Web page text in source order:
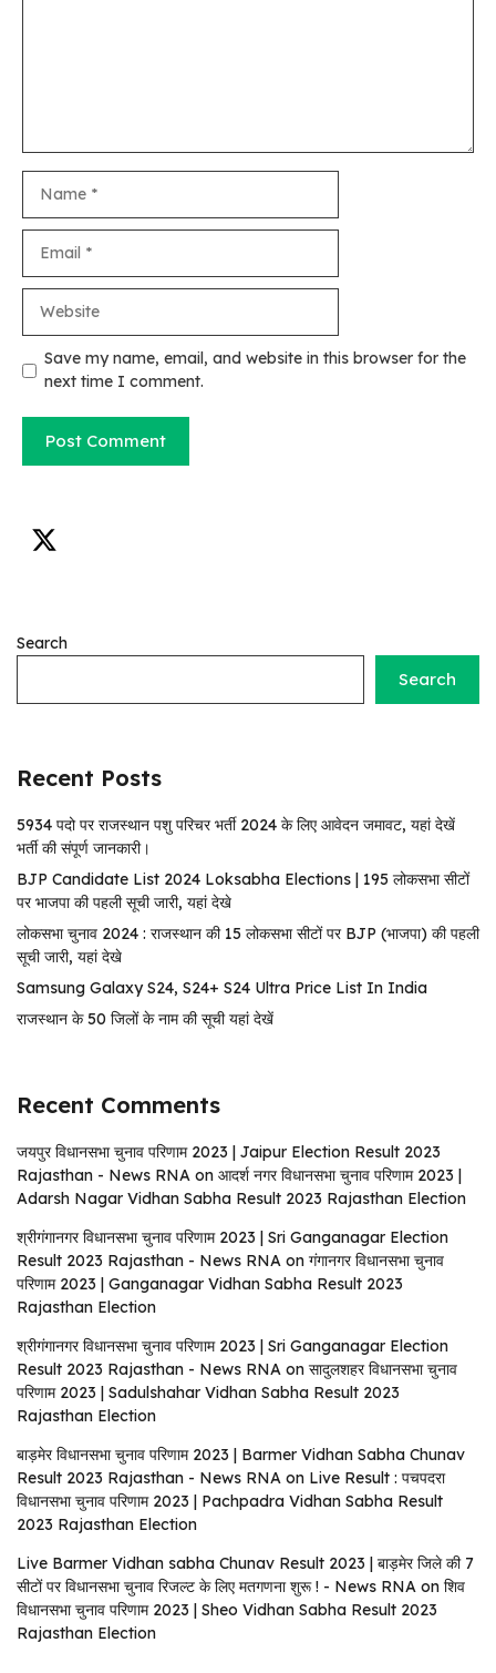
Save my name, email, and website in this browser for the
next time I comment.
Search
Search
Recent Posts
5934 पदो पर राजस्थान पशु परिचर भर्ती 2024 के लिए आवेदन जमावट, यहां देखें
भर्ती की संपूर्ण जानकारी।
BJP Candidate List 2024 Loksabha Elections | 195 लोकसभा सीटों
पर भाजपा की पहली सूची जारी, यहां देखे
लोकसभा चुनाव 2024 : राजस्थान की 15 लोकसभा सीटों पर BJP (भाजपा) की पहली
सूची जारी, यहां देखे
Samsung Galaxy S24, S24+ S24 Ultra Price List In India
राजस्थान के 50 जिलों के नाम की सूची यहां देखें
Recent Comments
जयपुर विधानसभा चुनाव परिणाम 2023 | Jaipur Election Result 2023
Rajasthan - News RNA on आदर्श नगर विधानसभा चुनाव परिणाम 2023 |
Adarsh ​​Nagar Vidhan Sabha Result 2023 Rajasthan Election
श्रीगंगानगर विधानसभा चुनाव परिणाम 2023 | Sri Ganganagar Election
Result 2023 Rajasthan - News RNA on गंगानगर विधानसभा चुनाव
परिणाम 2023 | Ganganagar Vidhan Sabha Result 2023
Rajasthan Election
श्रीगंगानगर विधानसभा चुनाव परिणाम 2023 | Sri Ganganagar Election
Result 2023 Rajasthan - News RNA on सादुलशहर विधानसभा चुनाव
परिणाम 2023 | Sadulshahar Vidhan Sabha Result 2023
Rajasthan Election
बाड़मेर विधानसभा चुनाव परिणाम 2023 | Barmer Vidhan Sabha Chunav
Result 2023 Rajasthan - News RNA on Live Result : पचपदरा
विधानसभा चुनाव परिणाम 2023 | Pachpadra Vidhan Sabha Result
2023 Rajasthan Election
Live Barmer Vidhan sabha Chunav Result 2023 | बाड़मेर जिले की 7
सीटों पर विधानसभा चुनाव रिजल्ट के लिए मतगणना शुरू ! - News RNA on शिव
विधानसभा चुनाव परिणाम 2023 | Sheo Vidhan Sabha Result 2023
Rajasthan Election